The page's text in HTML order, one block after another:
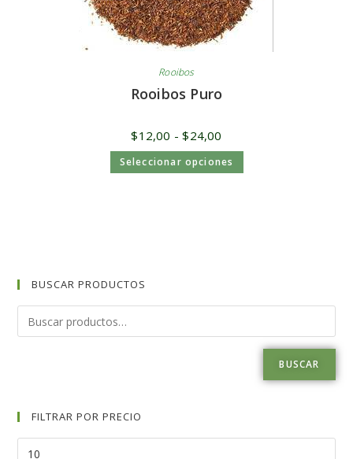
Rooibos
Rooibos Puro
$12,00 - $24,00
Seleccionar opciones
BUSCAR PRODUCTOS
BUSCAR
FILTRAR POR PRECIO